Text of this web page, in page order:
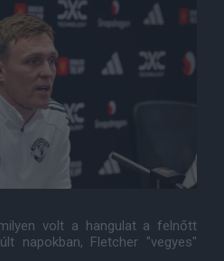
volt a hangulat a felnőtt
napokban, Fletcher "vegyes"